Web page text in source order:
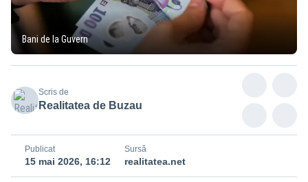
Bani de la Guvern
Scris de
Realitatea de Buzau
Publicat
15 mai 2026, 16:12
Sursă
realitatea.net